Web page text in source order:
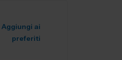
Aggiungi ai
preferiti